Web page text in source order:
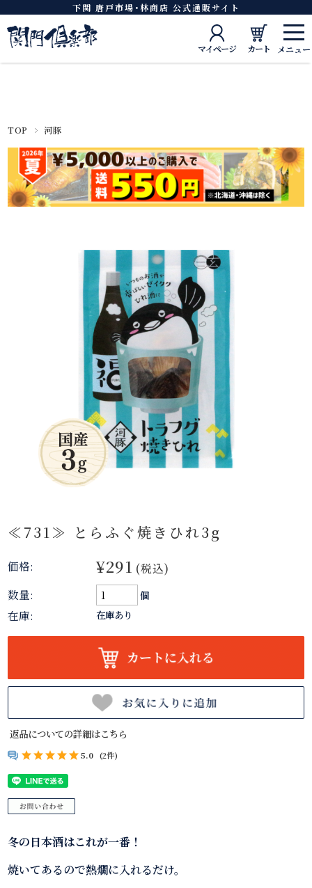
下関 唐戸市場･林商店 公式通販サイト
マイページ カート
TOP 河豚
≪731≫ とらふぐ焼きひれ3g
価格: ¥291 (税込)
数量:
個
在庫: 在庫あり
返品についての詳細はこちら
5.0 (2件)
冬の日本酒はこれが一番！
焼いてあるので熱燗に入れるだけ。